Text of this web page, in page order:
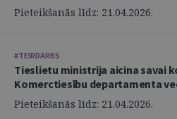
Pieteikšanās līdz: 21.04.2026.
#TEIRDARBS
Tieslietu ministrija aicina savai
Komerctiesību departamenta
Pieteikšanās līdz: 21.04.2026.